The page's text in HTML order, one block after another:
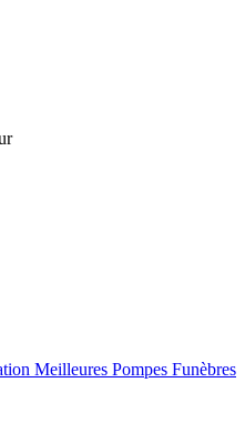
Meilleures Pompes Funèbres